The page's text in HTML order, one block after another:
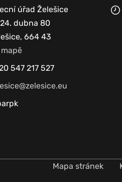
úřad Želešice
dubna 80
664 43
mapě
547 217 527
Mapa stránek